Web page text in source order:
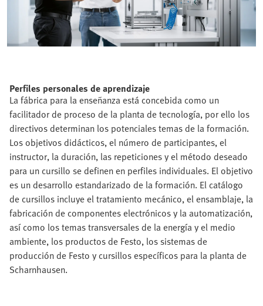
Perfiles personales de aprendizaje
La fábrica para la enseñanza está concebida como un
facilitador de proceso de la planta de tecnología, por ello los
directivos determinan los potenciales temas de la formación.
Los objetivos didácticos, el número de participantes, el
instructor, la duración, las repeticiones y el método deseado
para un cursillo se definen en perfiles individuales. El objetivo
es un desarrollo estandarizado de la formación. El catálogo
de cursillos incluye el tratamiento mecánico, el ensamblaje, la
fabricación de componentes electrónicos y la automatización,
así como los temas transversales de la energía y el medio
ambiente, los productos de Festo, los sistemas de
producción de Festo y cursillos específicos para la planta de
Scharnhausen.